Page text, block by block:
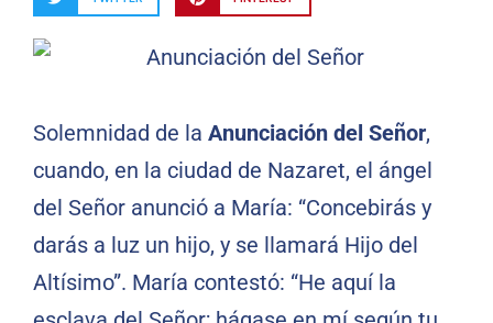
Solemnidad de la Anunciación del Señor,
cuando, en la ciudad de Nazaret, el ángel
del Señor anunció a María: “Concebirás y
darás a luz un hijo, y se llamará Hijo del
Altísimo”. María contestó: “He aquí la